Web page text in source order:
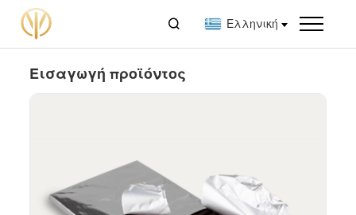
 Ελληνική
Εισαγωγή προϊόντος